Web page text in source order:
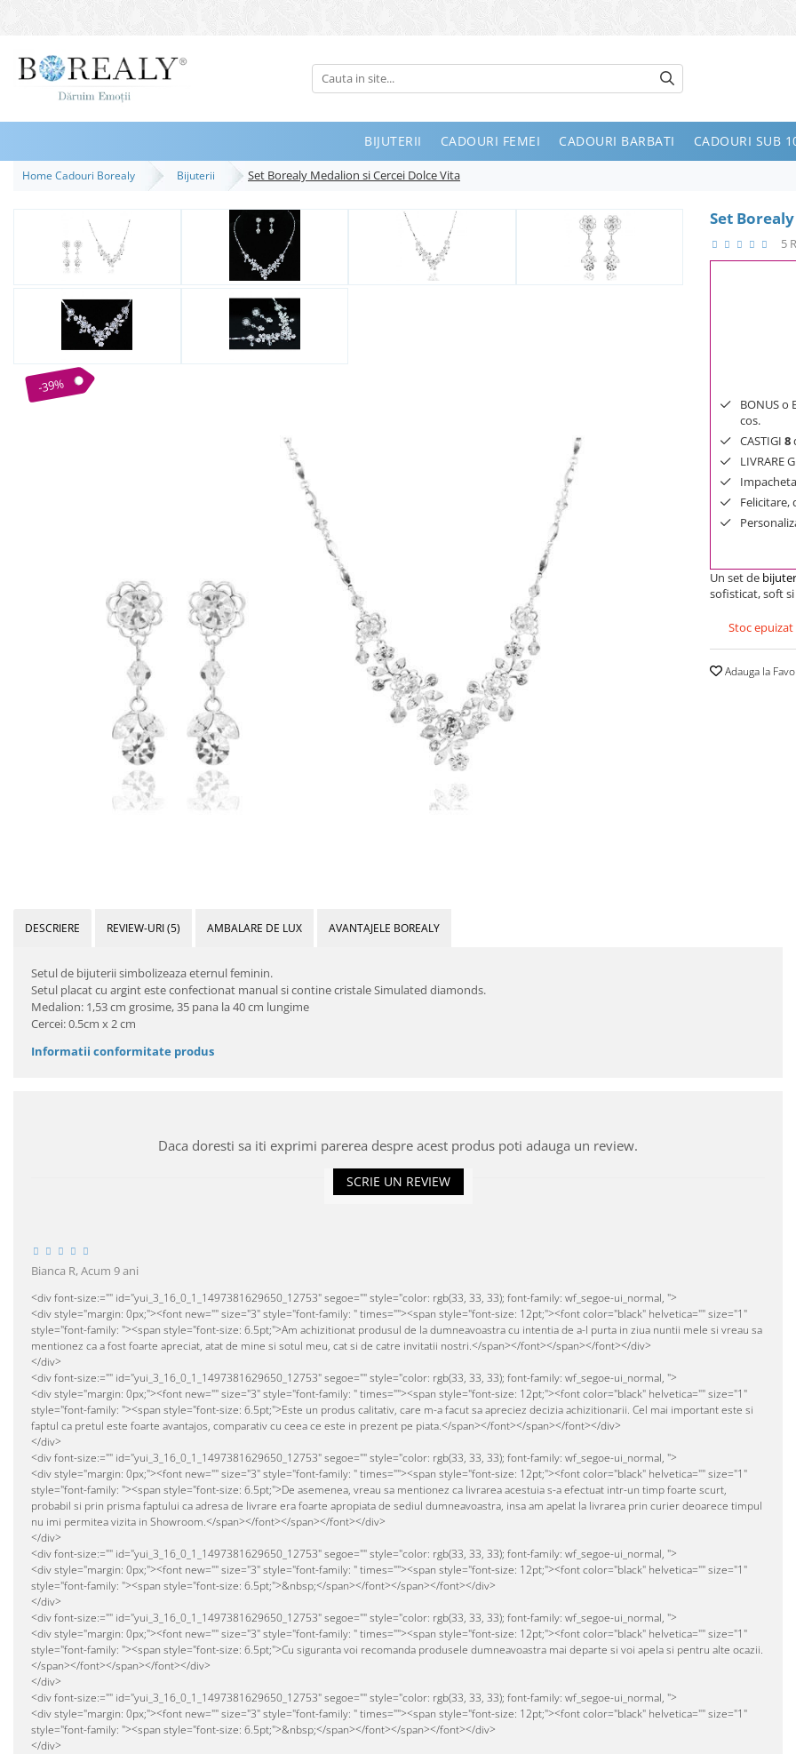
Bijuterii
Inele
Bratari
Destinatari
Bijuterii Femei
Bijuterii Copii
Bijuterii Mirese
500 Lei - 1000 Lei
BIJUTERII CADOURI FEMEI CADOURI BARBATI CADOURI SUB
Home Cadouri Borealy Bijuterii Set Borealy Medalion si Cercei Dolce Vita
Set
5
-39%
BONUS o
cos.
CASTIGI 8
LIVRARE
Felicitare,
Un set de
sofisticat, soft si
Stoc epuizat
Adauga la
DESCRIERE REVIEW-URI(5) AMBALARE DE LUX AVANTAJELE BOREALY
Setul de bijuterii simbolizeaza eternul feminin.
Setul placat cu argint este confectionat manual si contine cristale Simulated diamonds.
Medalion: 1,53 cm grosime, 35 pana la 40 cm lungime
Cercei: 0.5cm x 2 cm
Informatii conformitate produs
Daca doresti sa iti exprimi parerea despre acest produs poti adauga un review.
SCRIE UN REVIEW
Bianca R,Acum 9 ani
<div font-size:="" id="yui_3_16_0_1_1497381629650_12753" segoe="" style="color: rgb(33, 33, 33); font-family: wf_segoe-ui_normal, ">
<div style="margin: 0px;"><font new="" size="3" style="font-family: " times=""><span style="font-size: 12pt;"><font color="black" helvetica="" size="1"
style="font-family: "><span style="font-size: 6.5pt;">Am achizitionat produsul de la dumneavoastra cu intentia de a-l purta in ziua nuntii mele si vreau sa
mentionez ca a fost foarte apreciat, atat de mine si sotul meu, cat si de catre invitatii nostri.</span></font></span></font></div>
</div>
<div font-size:="" id="yui_3_16_0_1_1497381629650_12753" segoe="" style="color: rgb(33, 33, 33); font-family: wf_segoe-ui_normal, ">
<div style="margin: 0px;"><font new="" size="3" style="font-family: " times=""><span style="font-size: 12pt;"><font color="black" helvetica="" size="1"
style="font-family: "><span style="font-size: 6.5pt;">Este un produs calitativ, care m-a facut sa apreciez decizia achizitionarii. Cel mai important este si
faptul ca pretul este foarte avantajos, comparativ cu ceea ce este in prezent pe piata.</span></font></span></font></div>
</div>
<div font-size:="" id="yui_3_16_0_1_1497381629650_12753" segoe="" style="color: rgb(33, 33, 33); font-family: wf_segoe-ui_normal, ">
<div style="margin: 0px;"><font new="" size="3" style="font-family: " times=""><span style="font-size: 12pt;"><font color="black" helvetica="" size="1"
style="font-family: "><span style="font-size: 6.5pt;">De asemenea, vreau sa mentionez ca livrarea acestuia s-a efectuat intr-un timp foarte scurt,
probabil si prin prisma faptului ca adresa de livrare era foarte apropiata de sediul dumneavoastra, insa am apelat la livrarea prin curier deoarece timpul
nu imi permitea vizita in Showroom.</span></font></span></font></div>
</div>
<div font-size:="" id="yui_3_16_0_1_1497381629650_12753" segoe="" style="color: rgb(33, 33, 33); font-family: wf_segoe-ui_normal, ">
<div style="margin: 0px;"><font new="" size="3" style="font-family: " times=""><span style="font-size: 12pt;"><font color="black" helvetica="" size="1"
style="font-family: "><span style="font-size: 6.5pt;">&nbsp;</span></font></span></font></div>
</div>
<div font-size:="" id="yui_3_16_0_1_1497381629650_12753" segoe="" style="color: rgb(33, 33, 33); font-family: wf_segoe-ui_normal, ">
<div style="margin: 0px;"><font new="" size="3" style="font-family: " times=""><span style="font-size: 12pt;"><font color="black" helvetica="" size="1"
style="font-family: "><span style="font-size: 6.5pt;">Cu siguranta voi recomanda produsele dumneavoastra mai departe si voi apela si pentru alte ocazii.
</span></font></span></font></div>
</div>
<div font-size:="" id="yui_3_16_0_1_1497381629650_12753" segoe="" style="color: rgb(33, 33, 33); font-family: wf_segoe-ui_normal, ">
<div style="margin: 0px;"><font new="" size="3" style="font-family: " times=""><span style="font-size: 12pt;"><font color="black" helvetica="" size="1"
style="font-family: "><span style="font-size: 6.5pt;">&nbsp;</span></font></span></font></div>
</div>